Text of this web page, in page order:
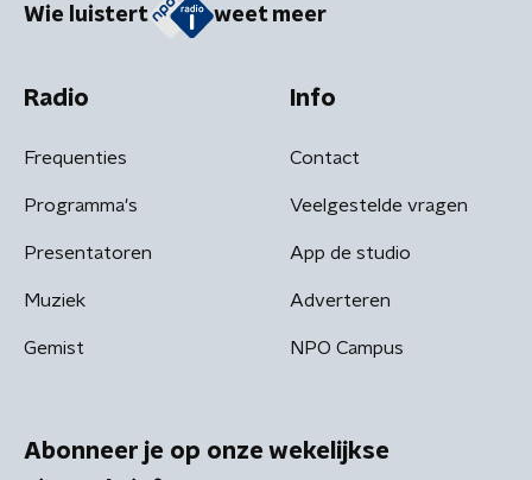
Wie luistert weet meer
Radio
Frequenties
Programma's
Presentatoren
Muziek
Gemist
Info
Contact
Veelgestelde vragen
App de studio
Adverteren
NPO Campus
Abonneer je op onze wekelijkse